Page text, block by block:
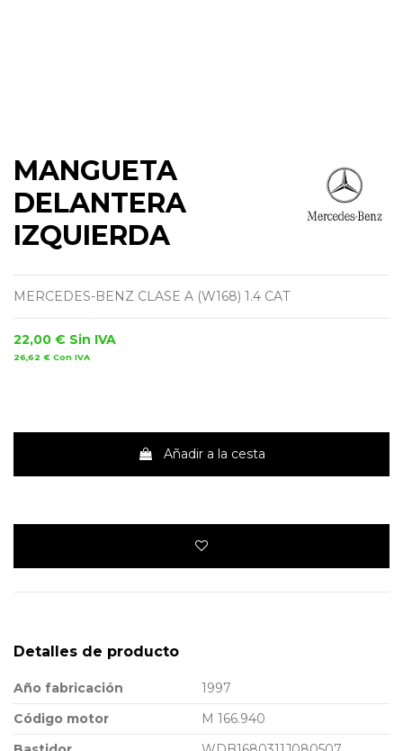
MANGUETA
DELANTERA
IZQUIERDA
MERCEDES-BENZ CLASE A (W168) 1.4 CAT
22,00 € Sin IVA
26,62 € Con IVA
Añadir a la cesta
Detalles de producto
Año fabricación
1997
Código motor
M 166.940